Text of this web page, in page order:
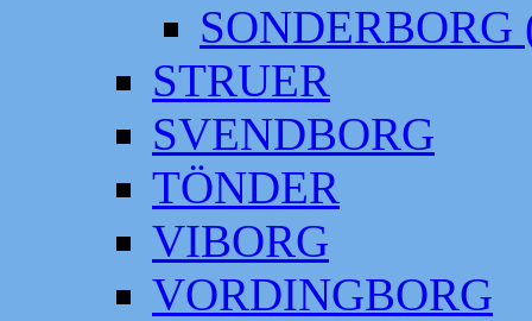
SONDERBORG
STRUER
SVENDBORG
TÖNDER
VIBORG
VORDINGBORG